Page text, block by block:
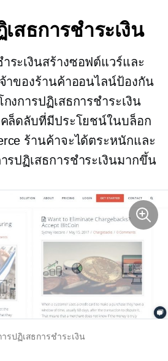
สธการชำระเงิน
ระเงินสร้างซอฟต์แวร์และ
าของร้านค้าออนไลน์ป้องกัน
งการปฏิเสธการชำระเงิน
คล็ดลับที่มีประโยชน์ในบล็อก
ร้านค้าจะได้ตระหนักและ
รปฏิเสธการชำระเงินมากขึ้น
รปฏิเสธการชำระเงิน